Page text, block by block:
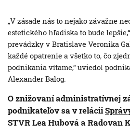
„V zásade nás to nejako závažne
estetického hľadiska to bude
prevádzky v Bratislave Veronika
každé opatrenie a všetko to, čo
podnikania vítame,“ uviedol
Alexander Balog.
O znižovaní administratívnej
podnikateľov sa v relácii
STVR Lea Hubová a Radovan